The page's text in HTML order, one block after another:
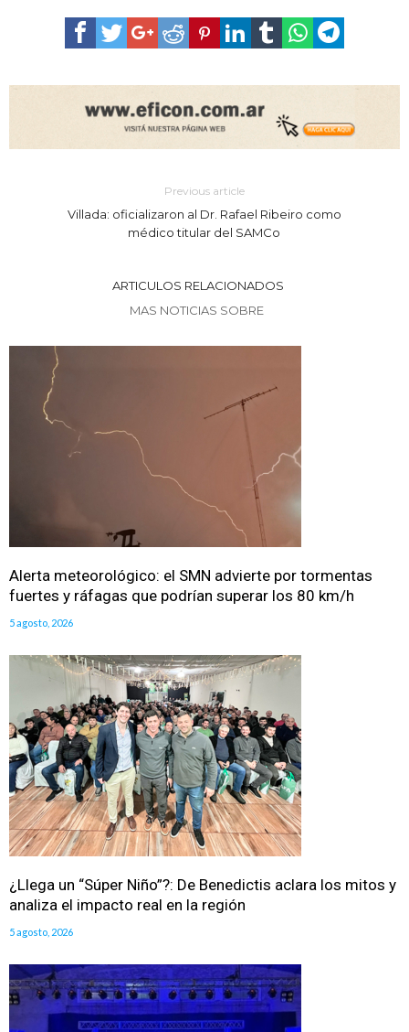
Previous article
Villada: oficializaron al Dr. Rafael Ribeiro como
médico titular del SAMCo
ARTICULOS RELACIONADOS
MAS NOTICIAS SOBRE
Alerta meteorológico: el SMN advierte por tormentas
fuertes y ráfagas que podrían superar los 80 km/h
5 agosto, 2026
¿Llega un “Súper Niño”?: De Benedictis aclara los mitos y
analiza el impacto real en la región
5 agosto, 2026